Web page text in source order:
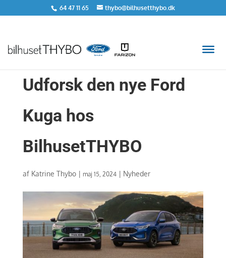
64 47 11 65 thybo@bilhusetthybo.dk
Udforsk den nye Ford
Kuga hos
BilhusetTHYBO
af Katrine Thybo| maj 15, 2024| Nyheder